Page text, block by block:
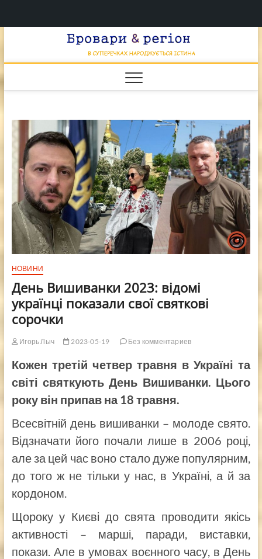
НАРОДЖУЄТЬСЯ
НОВИНИ
День Вишиванки 2023: відомі
українці показали свої святкові
сорочки
Игорь Лыч 2023-05-19 Без комментариев
Кожен третій четвер травня в Україні та
світі святкують День Вишиванки. Цього
року він припав на 18 травня.
Всесвітній день вишиванки – молоде свято.
Відзначати його почали лише в 2006 році,
але за цей час воно стало дуже популярним,
до того ж не тільки у нас, в Україні, а й за
кордоном.
Щороку у Києві до свята проводити якісь
активності – марші, паради, виставки,
покази. Але в умовах воєнного часу, в День